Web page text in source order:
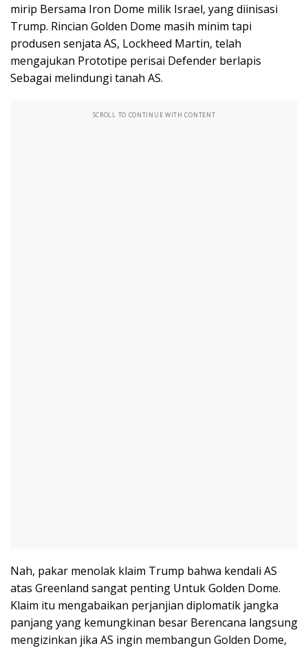
mirip Bersama Iron Dome milik Israel, yang diinisasi
Trump. Rincian Golden Dome masih minim tapi
produsen senjata AS, Lockheed Martin, telah
mengajukan Prototipe perisai Defender berlapis
Sebagai melindungi tanah AS.
SCROLL TO CONTINUE WITH CONTENT
Nah, pakar menolak klaim Trump bahwa kendali AS
atas Greenland sangat penting Untuk Golden Dome.
Klaim itu mengabaikan perjanjian diplomatik jangka
panjang yang kemungkinan besar Berencana langsung
mengizinkan jika AS ingin membangun Golden Dome,